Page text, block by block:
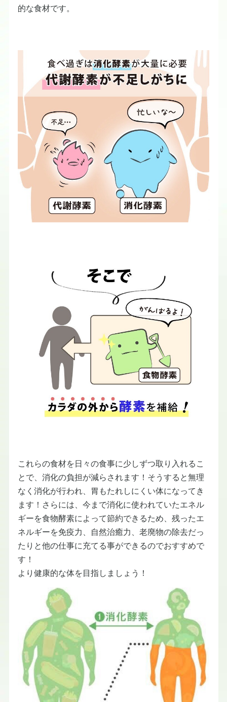
的な食材です。
これらの食材を日々の食事に少しずつ取り入れるこ
とで、消化の負担が減らされます！そうすると無理
なく消化が行われ、胃もたれしにくい体になってき
ます！さらには、今まで消化に使われていたエネル
ギーを食物酵素によって節約できるため、残ったエ
ネルギーを免疫力、自然治癒力、老廃物の除去だっ
たりと他の仕事に充てる事ができるのでおすすめで
す！
より健康的な体を目指しましょう！